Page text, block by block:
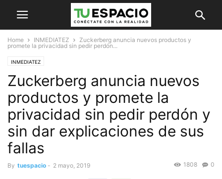
Home INMEDIATEZ
Zuckerberg anuncia nuevos productos y
promete la privacidad sin pedir perdón...
INMEDIATEZ
Zuckerberg anuncia nuevos
productos y promete la
privacidad sin pedir perdón y
sin dar explicaciones de sus
fallas
By tuespacio - 2 mayo, 2019 0
1808